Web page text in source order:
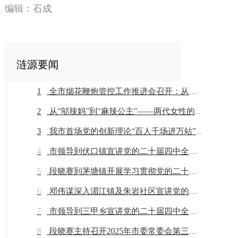
编辑：石成
涟源要闻
1 全市烟花鞭炮管控工作推进会召开：从严从细抓好全链条管控推动工作常治长效
2 从“邬辣妈”到“麻辣公主”——两代女性的乡土奔赴与辣味传承
3 我市首场党的创新理论“百人千场进万站”示范宣讲在同兴村举行
4 市领导到伏口镇宣讲党的二十届四中全会精神
5 段晓赛到茅塘镇开展学习贯彻党的二十届四中全会精神市委宣讲团宣讲座谈活动
6 邓伟谋深入湄江镇及朱岩社区宣讲党的二十届四中全会精神
7 市领导到三甲乡宣讲党的二十届四中全会精神
8 段晓赛主持召开2025年市委常委会第三十一次会议